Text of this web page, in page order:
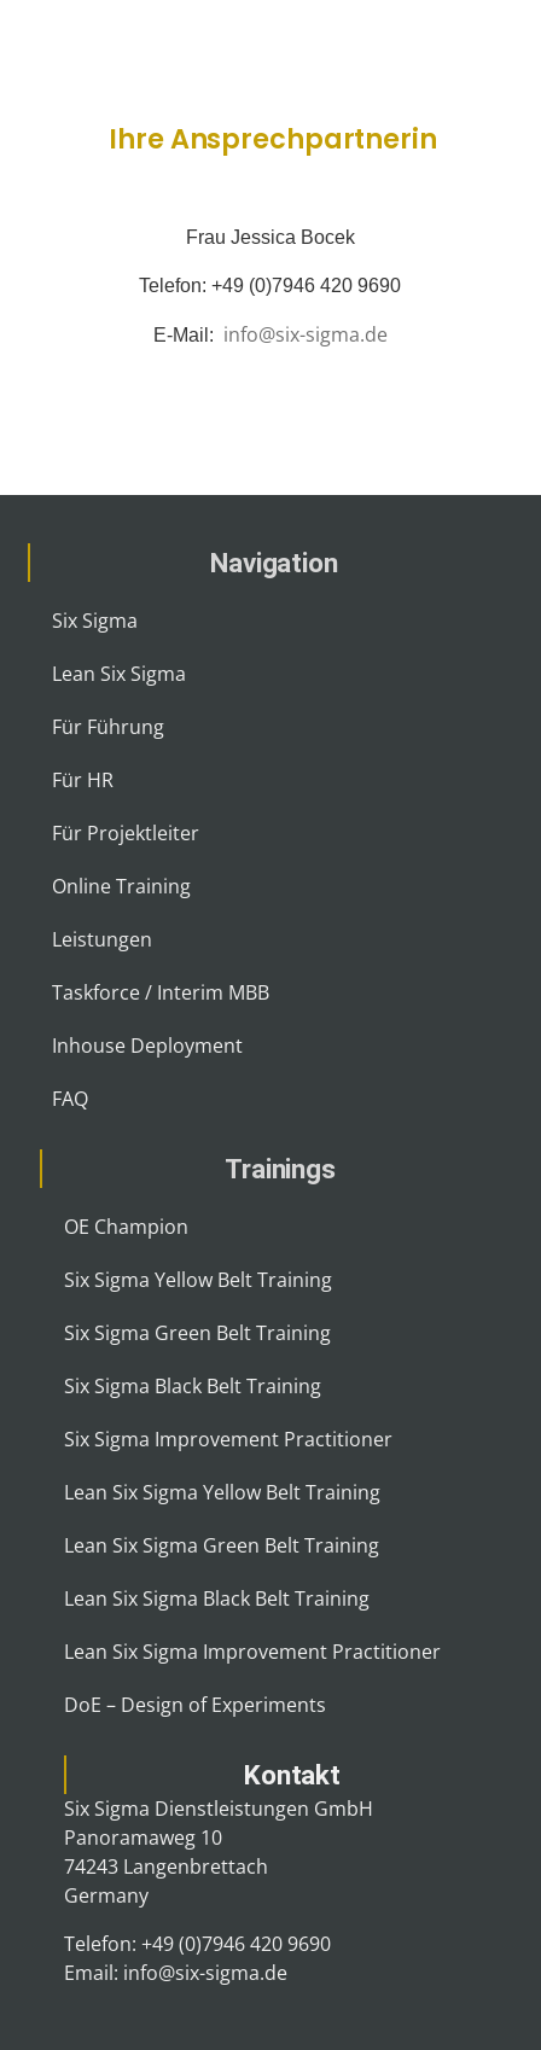
Ihre Ansprechpartnerin
Frau Jessica Bocek
Telefon: +49 (0)7946 420 9690
E-Mail: info@six-sigma.de
Navigation
Six Sigma
Lean Six Sigma
Für Führung
Für HR
Für Projektleiter
Online Training
Leistungen
Taskforce / Interim MBB
Inhouse Deployment
FAQ
Trainings
OE Champion
Six Sigma Yellow Belt Training
Six Sigma Green Belt Training
Six Sigma Black Belt Training
Six Sigma Improvement Practitioner
Lean Six Sigma Yellow Belt Training
Lean Six Sigma Green Belt Training
Lean Six Sigma Black Belt Training
Lean Six Sigma Improvement Practitioner
DoE – Design of Experiments
Kontakt
Six Sigma Dienstleistungen GmbH
Panoramaweg 10
74243 Langenbrettach
Germany
Telefon: +49 (0)7946 420 9690
Email: info@six-sigma.de